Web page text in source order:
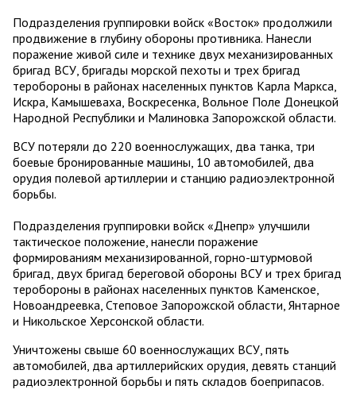
Подразделения группировки войск «Восток» продолжили
продвижение в глубину обороны противника. Нанесли
поражение живой силе и технике двух механизированных
бригад ВСУ, бригады морской пехоты и трех бригад
теробороны в районах населенных пунктов Карла Маркса,
Искра, Камышеваха, Воскресенка, Вольное Поле Донецкой
Народной Республики и Малиновка Запорожской области.
ВСУ потеряли до 220 военнослужащих, два танка, три
боевые бронированные машины, 10 автомобилей, два
орудия полевой артиллерии и станцию радиоэлектронной
борьбы.
Подразделения группировки войск «Днепр» улучшили
тактическое положение, нанесли поражение
формированиям механизированной, горно-штурмовой
бригад, двух бригад береговой обороны ВСУ и трех бригад
теробороны в районах населенных пунктов Каменское,
Новоандреевка, Степовое Запорожской области, Янтарное
и Никольское Херсонской области.
Уничтожены свыше 60 военнослужащих ВСУ, пять
автомобилей, два артиллерийских орудия, девять станций
радиоэлектронной борьбы и пять складов боеприпасов.